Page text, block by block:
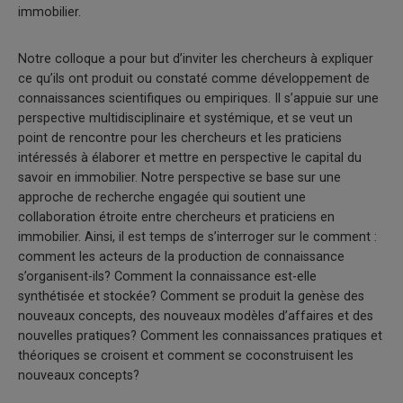
immobilier.
Notre colloque a pour but d’inviter les chercheurs à expliquer
ce qu’ils ont produit ou constaté comme développement de
connaissances scientifiques ou empiriques. Il s’appuie sur une
perspective multidisciplinaire et systémique, et se veut un
point de rencontre pour les chercheurs et les praticiens
intéressés à élaborer et mettre en perspective le capital du
savoir en immobilier. Notre perspective se base sur une
approche de recherche engagée qui soutient une
collaboration étroite entre chercheurs et praticiens en
immobilier. Ainsi, il est temps de s’interroger sur le comment :
comment les acteurs de la production de connaissance
s’organisent-ils? Comment la connaissance est-elle
synthétisée et stockée? Comment se produit la genèse des
nouveaux concepts, des nouveaux modèles d’affaires et des
nouvelles pratiques? Comment les connaissances pratiques et
théoriques se croisent et comment se coconstruisent les
nouveaux concepts?